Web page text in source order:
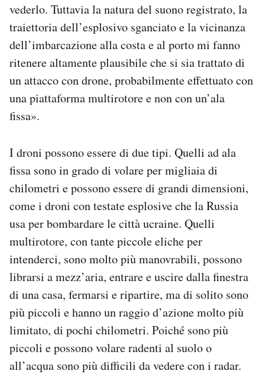
vederlo. Tuttavia la natura del suono registrato, la
traiettoria dell’esplosivo sganciato e la vicinanza
dell’imbarcazione alla costa e al porto mi fanno
ritenere altamente plausibile che si sia trattato di
un attacco con drone, probabilmente effettuato con
una piattaforma multirotore e non con un’ala
fissa».
I droni possono essere di due tipi. Quelli ad ala
fissa sono in grado di volare per migliaia di
chilometri e possono essere di grandi dimensioni,
come i droni con testate esplosive che la Russia
usa per bombardare le città ucraine. Quelli
multirotore, con tante piccole eliche per
intenderci, sono molto più manovrabili, possono
librarsi a mezz’aria, entrare e uscire dalla finestra
di una casa, fermarsi e ripartire, ma di solito sono
più piccoli e hanno un raggio d’azione molto più
limitato, di pochi chilometri. Poiché sono più
piccoli e possono volare radenti al suolo o
all’acqua sono più difficili da vedere con i radar.